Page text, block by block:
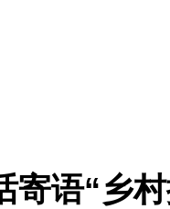
寄语“乡